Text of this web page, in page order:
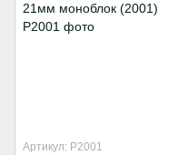
Артикул: P2001